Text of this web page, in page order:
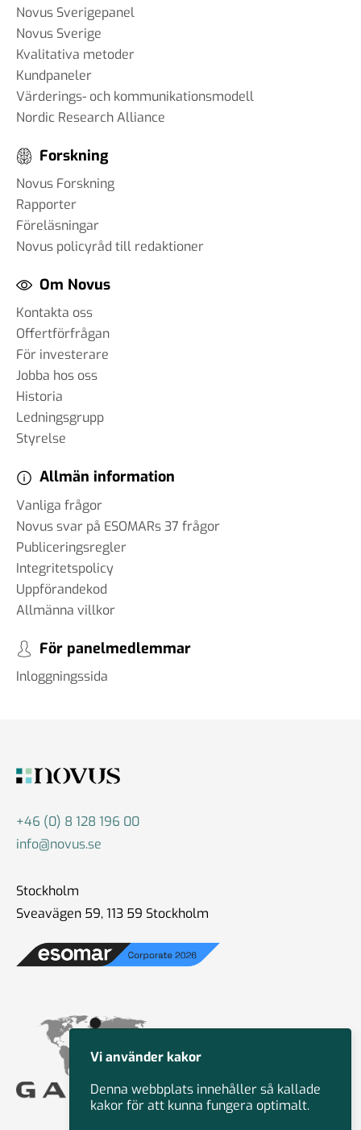
Novus Sverigepanel
Novus Sverige
Kvalitativa metoder
Kundpaneler
Värderings- och kommunikationsmodell
Nordic Research Alliance
Forskning
Novus Forskning
Rapporter
Föreläsningar
Novus policyråd till redaktioner
Om Novus
Kontakta oss
Offertförfrågan
För investerare
Jobba hos oss
Historia
Ledningsgrupp
Styrelse
Allmän information
Vanliga frågor
Novus svar på ESOMARs 37 frågor
Publiceringsregler
Integritetspolicy
Uppförandekod
Allmänna villkor
För panelmedlemmar
Inloggningssida
+46 (0) 8 128 196 00
info@novus.se
Stockholm
Sveavägen 59, 113 59 Stockholm
Vi använder kakor
Denna webbplats innehåller så kallade
kakor för att kunna fungera optimalt.